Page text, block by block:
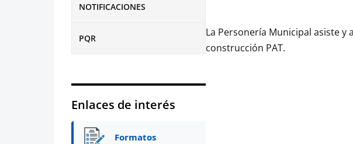
NOTIFICACIONES
PQR
Enlaces de interés
Formatos
La Personería Municipal asiste y
construcción PAT.